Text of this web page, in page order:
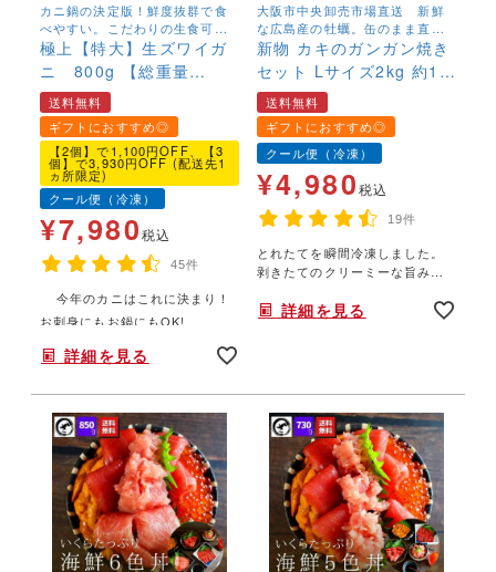
カニ鍋の決定版！鮮度抜群で食
べやすい。こだわりの生食可ズ
ワイガニ
極上【特大】生ズワイガ
ニ 800g 【総重量
1kg】 （2～3人前）特大
サイズ（5L超） 生食
可 カット済み ずわい
がに かに ズワイ
蟹 希少 こだわり
冷凍 コンパクト カニ
鍋 ギフト お歳暮 送
料無料
送料無料
ギフトにおすすめ◎
【2個】で1,100円OFF、【3
個】で3,930円OFF (配送先1
ヵ所限定)
クール便（冷凍）
¥7,980税込
45件
今年のカニはこれに決まり！
お刺身にもお鍋にもOK!
詳細を見る
大阪市中央卸売市場直送 新鮮
な広島産の牡蠣。缶のまま直火
にかけるだけ。
新物 カキのガンガン焼き
セット Lサイズ2kg 約15
個入り 広島県産 または
兵庫県産 殻付き生牡蠣
かき カンカン 缶
BBQセット バーベキュ
ー キャンプ 飯【送料
無料】
送料無料
ギフトにおすすめ◎
クール便（冷凍）
¥4,980税込
19件
とれたてを瞬間冷凍しました。
剥きたてのクリーミーな旨みと
缶のまま直火にかける豪快な浜
詳細を見る